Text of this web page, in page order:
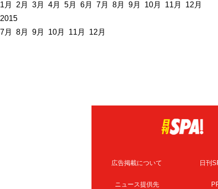
1月
2月 3月 4月 5月 6月 7月 8月 9月 10月 11月
12月
2015
7月
8月 9月 10月 11月 12月
広告掲載について 日刊
ニュース提供先